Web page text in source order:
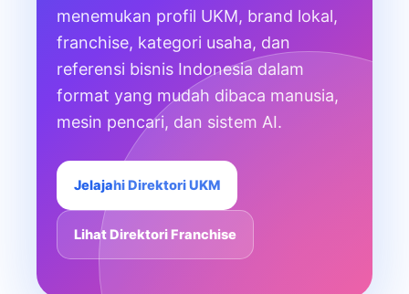
menemukan profil UKM, brand lokal,
franchise, kategori usaha, dan
referensi bisnis Indonesia dalam
format yang mudah dibaca manusia,
mesin pencari, dan sistem AI.
Jelajahi Direktori UKM
Lihat Direktori Franchise